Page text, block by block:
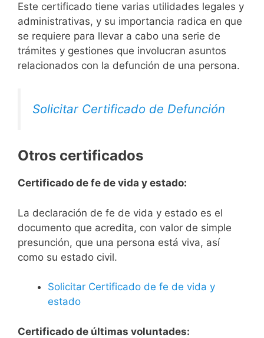
Este certificado tiene varias utilidades legales y
administrativas, y su importancia radica en que
se requiere para llevar a cabo una serie de
trámites y gestiones que involucran asuntos
relacionados con la defunción de una persona.
Solicitar Certificado de Defunción
Otros certificados
Certificado de fe de vida y estado:
La declaración de fe de vida y estado es el
documento que acredita, con valor de simple
presunción, que una persona está viva, así
como su estado civil.
Solicitar Certificado de fe de vida y
estado
Certificado de últimas voluntades: